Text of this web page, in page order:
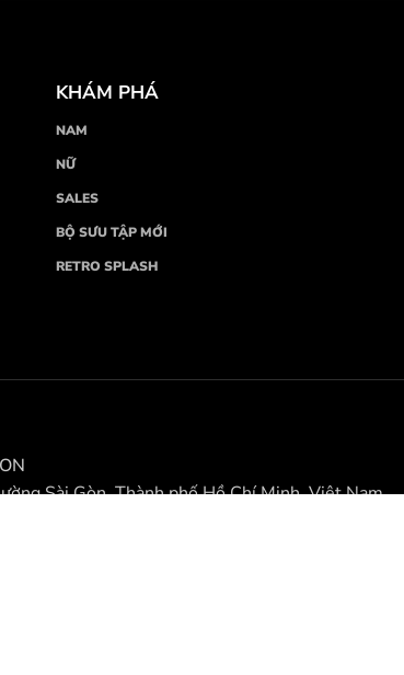
KHÁM PHÁ
NAM
NỮ
SALES
BỘ SƯU TẬP MỚI
RETRO SPLASH
Sài Gòn, Thành phố Hồ Chí Minh, Việt Nam